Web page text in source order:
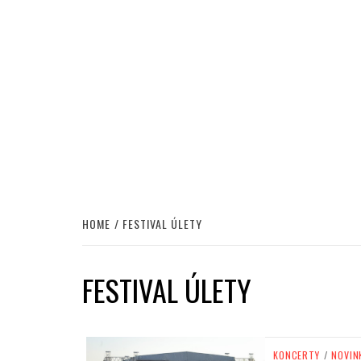
HOME FESTIVAL ÚLETY
FESTIVAL ÚLETY
KONCERTY /